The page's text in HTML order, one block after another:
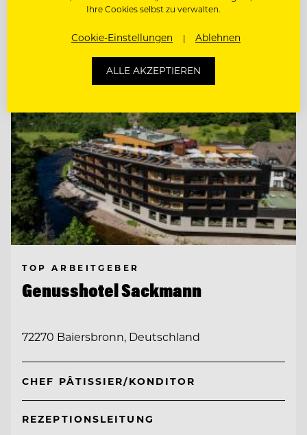
Entdecke alle Jobs
TOP ARBEITGEBER
Genusshotel Sackmann
72270 Baiersbronn, Deutschland
CHEF PÂTISSIER/KONDITOR
REZEPTIONSLEITUNG
Ihre Cookies selbst zu verwalten.
Cookie-Einstellungen Ablehnen
ALLE AKZEPTIEREN